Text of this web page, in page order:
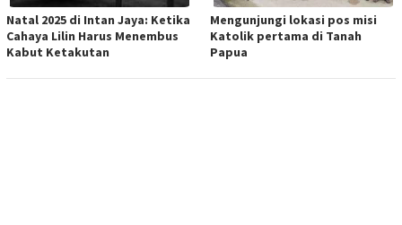
Natal 2025 di Intan Jaya: Ketika
Cahaya Lilin Harus Menembus
Kabut Ketakutan
Mengunjungi lokasi pos misi
Katolik pertama di Tanah
Papua